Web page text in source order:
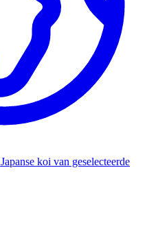
Japanse koi van geselecteerde